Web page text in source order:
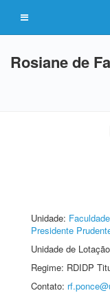
Rosiane de
Unidade:
Presidente
Unidade de
Regime: RDIDP
Contato: